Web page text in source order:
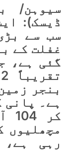
سیوہن/
ڈیسک):
سب سے
غفلت کے
گئی ہے،
بنجر
ہے۔ پانی
مچھلیوں
رہی